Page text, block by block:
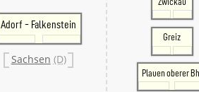
Adorf - Falkenstein
Sachsen (D)
Greiz
Plauen oberer